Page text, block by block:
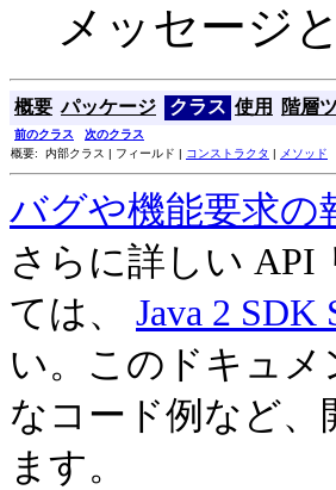
メッセージ
概要 パッケージ クラス 使用 階層
前のクラス 次のクラス
概要: 内部クラス | フィールド | コンストラクタ | メソッド
バグや機能要求の
さらに詳しい API
ては、 Java 2 SDK
い。このドキュメ
なコード例など
ます。